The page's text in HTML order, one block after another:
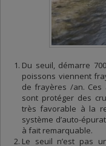
Du seuil, démarre
poissons viennent
de frayères /an. Ces
sont protéger des
très favorable à la
système d’auto-
à fait remarquable.
Le seuil n’est pas